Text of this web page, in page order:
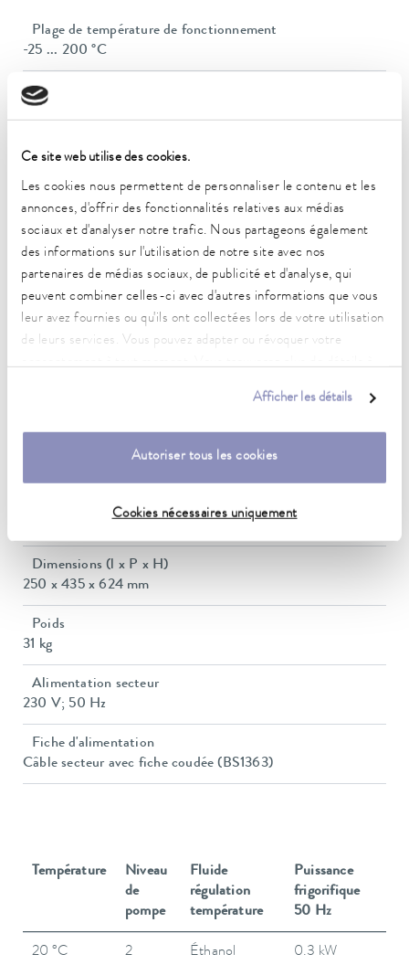
Ce site web utilise des cookies.
Les cookies nous permettent de personnaliser le contenu et les
annonces, d'offrir des fonctionnalités relatives aux médias
sociaux et d'analyser notre trafic. Nous partageons également
des informations sur l'utilisation de notre site avec nos
partenaires de médias sociaux, de publicité et d'analyse, qui
peuvent combiner celles-ci avec d'autres informations que vous
leur avez fournies ou qu'ils ont collectées lors de votre utilisation
de leurs services. Vous pouvez adapter ou révoquer votre
Afficher les détails
Autoriser tous les cookies
Cookies nécessaires uniquement
Plage de température de fonctionnement
-25 ... 200 °C
Plage de température ambiante
5 ... 40 °C
Constance de la température
Puissance de chauffe max.
2 kW
Puissance absorbée max.
Consommation de courant
10 A
Pompe Débit max. (pression)
Volume du bain min./max.
Dimensions (l x P x H)
250 x 435 x 624 mm
Poids
31 kg
Alimentation secteur
230 V; 50 Hz
Fiche d'alimentation
Câble secteur avec fiche coudée (BS1363)
Température
Niveau
de
pompe
Fluide
régulation
température
Puissance
frigorifique
50 Hz
20 °C 2 Éthanol 0.3 kW